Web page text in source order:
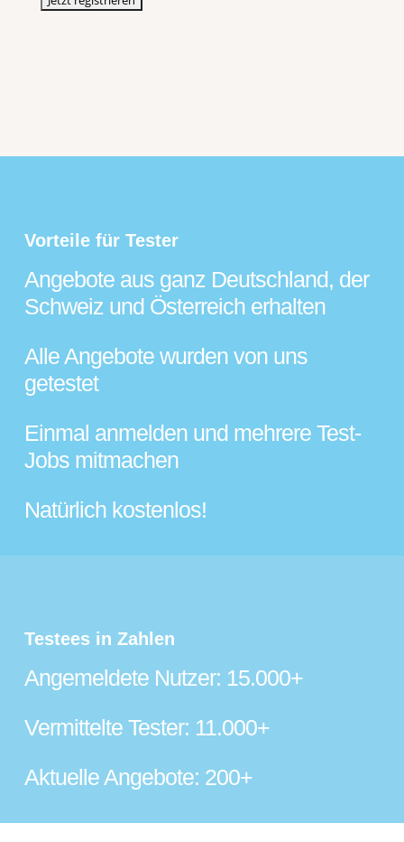
Vorteile für Tester
Angebote aus ganz Deutschland, der
Schweiz und Österreich erhalten
Alle Angebote wurden von uns
getestet
Einmal anmelden und mehrere Test-
Jobs mitmachen
Natürlich kostenlos!
Testees in Zahlen
Angemeldete Nutzer: 15.000+
Vermittelte Tester: 11.000+
Aktuelle Angebote: 200+